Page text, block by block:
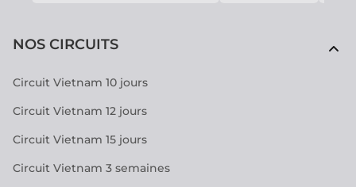
NOS CIRCUITS
Circuit Vietnam 10 jours
Circuit Vietnam 12 jours
Circuit Vietnam 15 jours
Circuit Vietnam 3 semaines